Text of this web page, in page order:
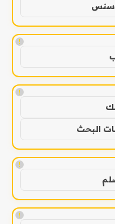
!
!
البحث
!
!